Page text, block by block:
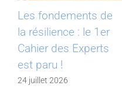
Les fondements de
la résilience : le 1er
Cahier des Experts
est paru !
24 juillet 2026